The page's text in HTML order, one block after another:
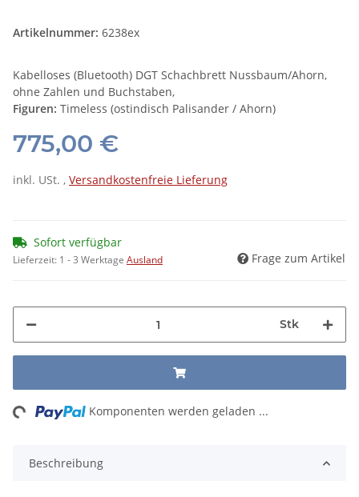
Artikelnummer: 6238ex
Kabelloses (Bluetooth) DGT Schachbrett Nussbaum/Ahorn,
ohne Zahlen und Buchstaben,
Figuren: Timeless (ostindisch Palisander / Ahorn)
775,00 €
inkl. USt. , Versandkostenfreie Lieferung
Sofort verfügbar
Lieferzeit: 1 - 3 Werktage Ausland Frage zum Artikel
Stk
Komponenten werden geladen ...
Beschreibung